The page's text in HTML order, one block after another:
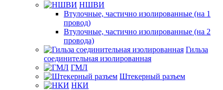
НШВИ
Втулочные, частично изолированные (на 1
провод)
Втулочные, частично изолированные (на 2
провода)
Гильза
соединительная изолированная
ГМЛ
Штекерный разъем
НКИ